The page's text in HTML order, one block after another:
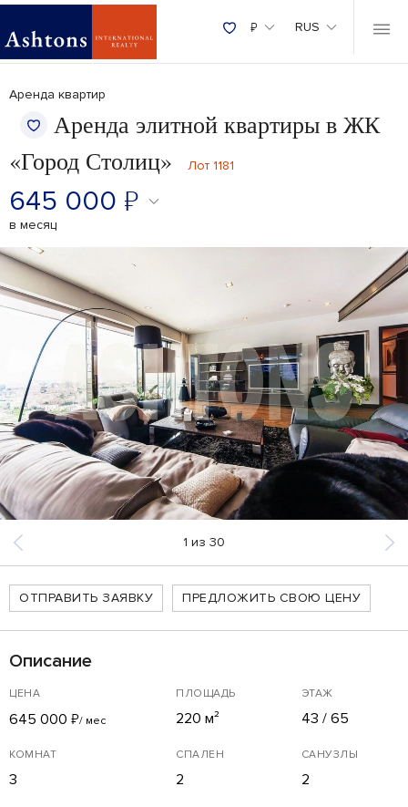
₽ RUS
Аренда квартир
Аренда элитной квартиры в ЖК
«Город Столиц»
Лот 1181
645 000 ₽
в месяц
1 из 30
ОТПРАВИТЬ ЗАЯВКУ ПРЕДЛОЖИТЬ СВОЮ ЦЕНУ
Описание
ЦЕНА
645 000 ₽/ мес
ПЛОЩАДЬ
220 м²
ЭТАЖ
43 / 65
КОМНАТ
3
СПАЛЕН
2
САНУЗЛЫ
2